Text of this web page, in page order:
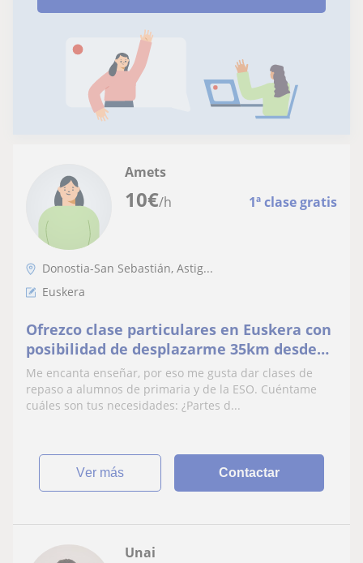
10€/h 1ª clase gratis
Amets
Donostia-San Sebastián, Astig...
Euskera
Ofrezco clase particulares en Euskera con
posibilidad de desplazarme 35km desde
Donostia
Me encanta enseñar, por eso me gusta dar clases de
repaso a alumnos de primaria y de la ESO. Cuéntame
cuáles son tus necesidades: ¿Partes d...
ver más Contactar
Unai